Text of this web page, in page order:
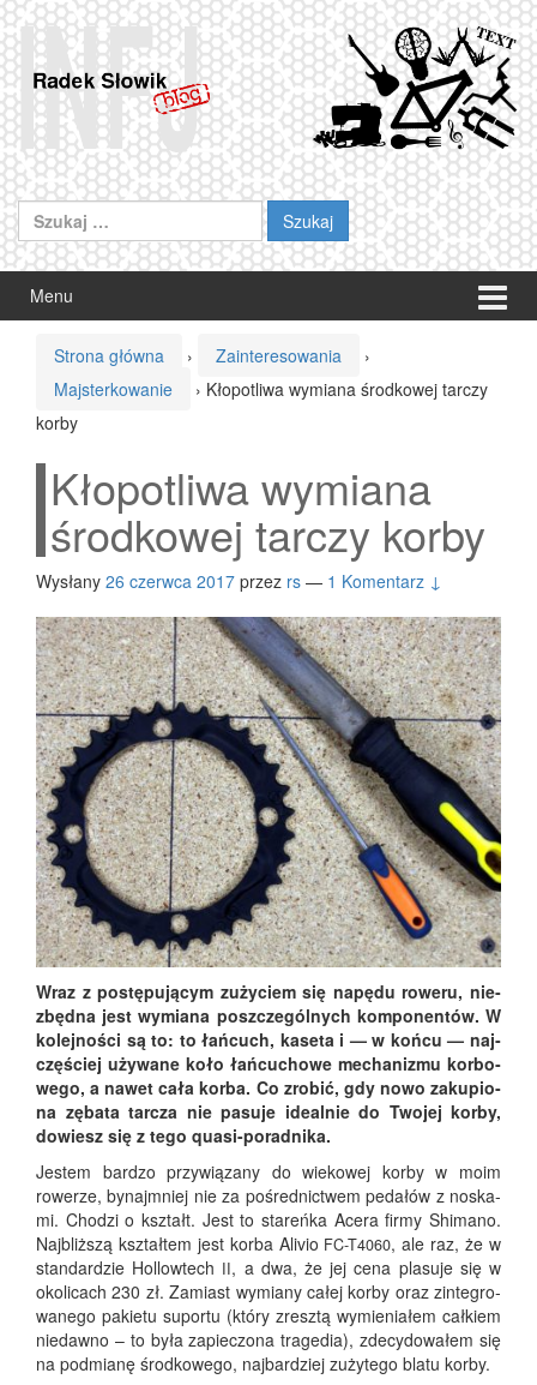
Przeskocz
do
treści
Przejdź
do
menu
głównego
Szukaj:
Menu
Strona główna › Zainteresowania
›
Majsterkowanie
› Kłopotliwa wymiana środkowej tarczy
korby
Kłopotliwa wymiana
środkowej tarczy korby
Wysłany 26 czerwca 2017 przez rs — 1 Komentarz ↓
Wraz z postę­pu­ją­cym zuży­ciem się napę­du rowe­ru, nie­
zbęd­na jest wymia­na poszcze­gól­nych kom­po­nen­tów. W
kolej­no­ści są to: to łań­cuch, kase­ta i — w koń­cu — naj­
czę­ściej uży­wa­ne koło łań­cu­cho­we mecha­ni­zmu kor­bo­
we­go, a nawet cała kor­ba. Co zro­bić, gdy nowo zaku­pio­
na zęba­ta tar­cza nie pasu­je ide­al­nie do Two­jej kor­by,
dowiesz się z tego quasi-poradnika.
Jestem bar­dzo przy­wią­za­ny do wie­ko­wej kor­by w moim
rowe­rze, bynaj­mniej nie za pośred­nic­twem peda­łów z noska­
mi. Cho­dzi o kształt. Jest to sta­reń­ka Ace­ra fir­my Shi­ma­no.
Naj­bliż­szą kształ­tem jest kor­ba Ali­vio FC-T4060, ale raz, że w
stan­dar­dzie Hol­low­tech II, a dwa, że jej cena pla­su­je się w
oko­li­cach 230 zł. Zamiast wymia­ny całej kor­by oraz zin­te­gro­
wa­ne­go pakie­tu supor­tu (któ­ry zresz­tą wymie­nia­łem cał­kiem
nie­daw­no – to była zapie­czo­na tra­ge­dia), zde­cy­do­wa­łem się
na pod­mia­nę środ­ko­we­go, naj­bar­dziej zuży­te­go bla­tu korby.